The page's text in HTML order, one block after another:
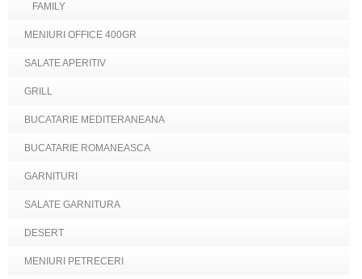
FAMILY
MENIURI OFFICE 400GR
SALATE APERITIV
GRILL
BUCATARIE MEDITERANEANA
BUCATARIE ROMANEASCA
GARNITURI
SALATE GARNITURA
DESERT
MENIURI PETRECERI